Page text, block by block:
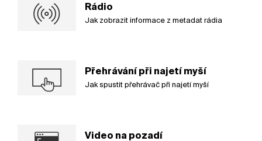
Rádio
Jak zobrazit informace z metadat rádia
Přehrávání při najetí myší
Jak spustit přehrávač při najetí myší
Video na pozadí